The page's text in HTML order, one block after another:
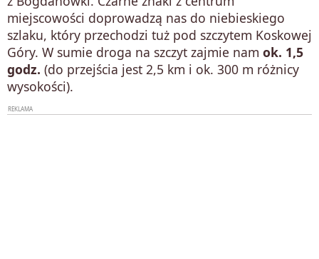
miejscowości doprowadzą nas do niebieskiego
szlaku, który przechodzi tuż pod szczytem Koskowej
Góry. W sumie droga na szczyt zajmie nam ok. 1,5
godz. (do przejścia jest 2,5 km i ok. 300 m różnicy
wysokości).